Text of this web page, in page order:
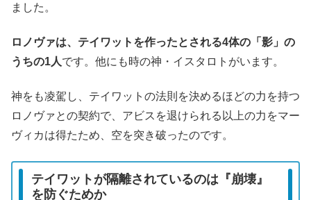
ました。
ロノヴァは、テイワットを作ったとされる4体の「影」の
うちの1人です。他にも時の神・イスタロトがいます。
神をも凌駕し、テイワットの法則を決めるほどの力を持つ
ロノヴァとの契約で、アビスを退けられる以上の力をマー
ヴィカは得たため、空を突き破ったのです。
テイワットが隔離されているのは『崩壊』
を防ぐためか